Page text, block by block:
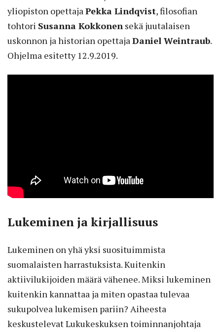
yliopiston opettajaPekka Lindqvist, filosofian
tohtori Susanna Kokkonen sekä juutalaisen
uskonnon ja historian opettajaDaniel Weintraub.
Ohjelma esitetty 12.9.2019.
Lukeminen ja kirjallisuus
Lukeminen on yhä yksi suosituimmista
suomalaisten harrastuksista. Kuitenkin
aktiivilukijoiden määrä vähenee. Miksi lukeminen
kuitenkin kannattaa ja miten opastaa tulevaa
sukupolvea lukemisen pariin? Aiheesta
keskustelevat Lukukeskuksen toiminnanjohtaja